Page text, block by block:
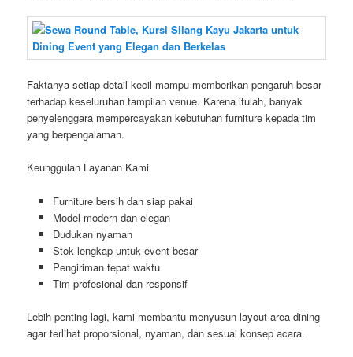
Faktanya setiap detail kecil mampu memberikan pengaruh besar
terhadap keseluruhan tampilan venue. Karena itulah, banyak
penyelenggara mempercayakan kebutuhan furniture kepada tim
yang berpengalaman.
Keunggulan Layanan Kami
Furniture bersih dan siap pakai
Model modern dan elegan
Dudukan nyaman
Stok lengkap untuk event besar
Pengiriman tepat waktu
Tim profesional dan responsif
Lebih penting lagi, kami membantu menyusun layout area dining
agar terlihat proporsional, nyaman, dan sesuai konsep acara.